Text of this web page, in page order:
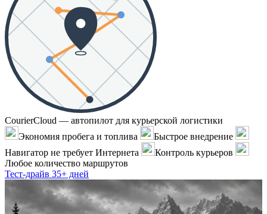
CourierCloud — автопилот для курьерской логистики
Экономия пробега и топлива
Быстрое внедрение
Навигатор не требует Интернета
Контроль курьеров
Любое количество маршрутов
Тест-драйв 35+ дней